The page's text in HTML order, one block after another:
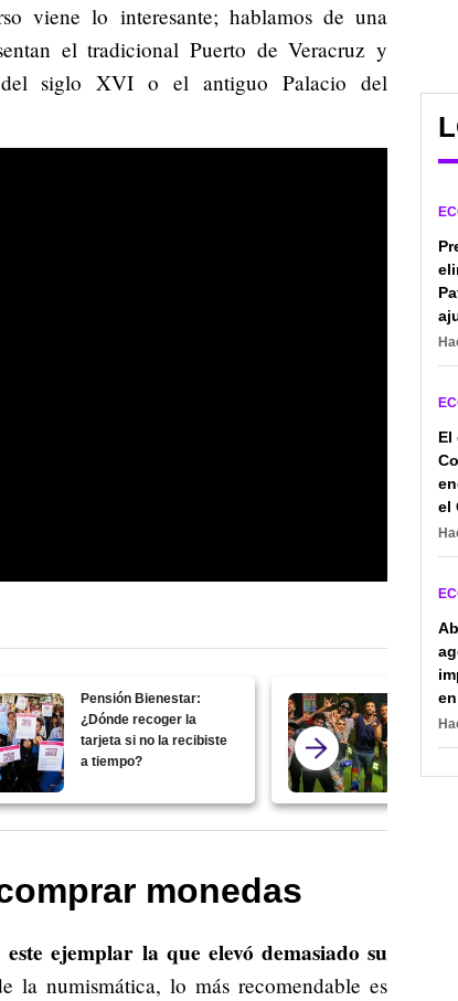
viene lo interesante; hablamos de una
el tradicional Puerto de Veracruz y
del siglo XVI o el antiguo Palacio del
Pensión Bienestar:
¿Dónde recoger la
tarjeta si no la recibiste
a tiempo?
La
monedas
ejemplar la que elevó demasiado su
la numismática, lo más recomendable es
El
el